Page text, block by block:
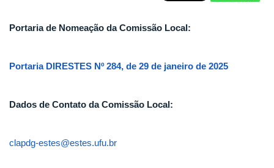
Portaria de Nomeação da Comissão Local:
Portaria DIRESTES Nº 284, de 29 de janeiro de 2025
Dados de Contato da Comissão Local:
clapdg-estes@estes.ufu.br